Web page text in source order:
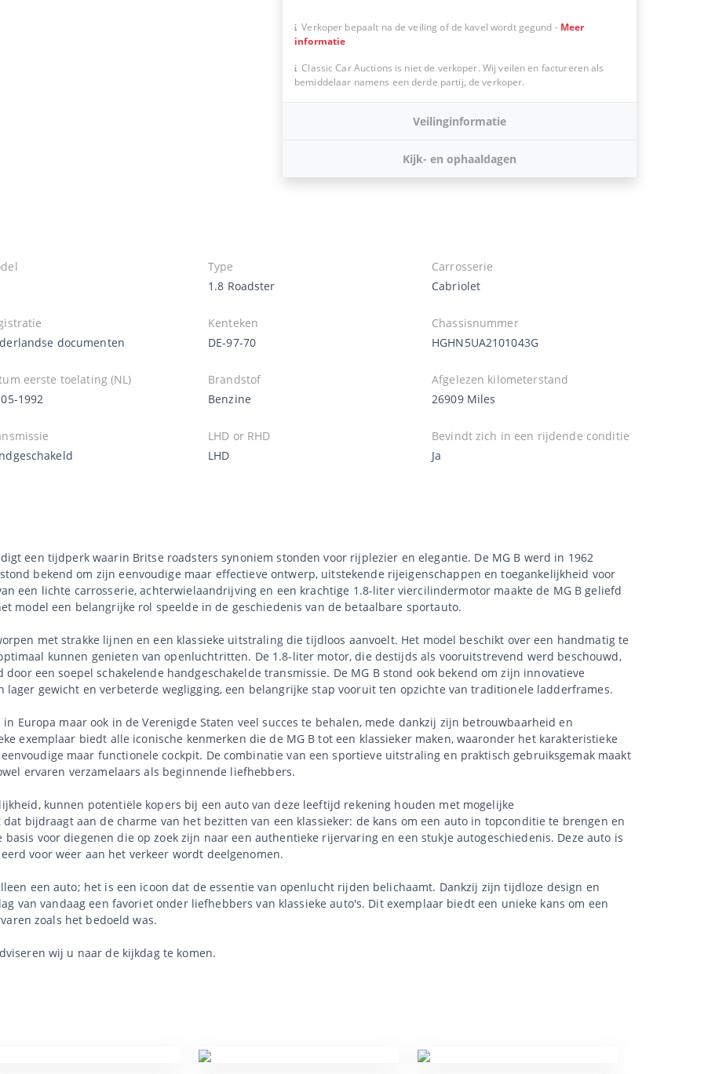
Verkoper bepaalt na de veiling of de kavel wordt gegund - Meer
informatie
Classic Car Auctions is niet de verkoper. Wij veilen en factureren als
bemiddelaar namens een derde partij, de verkoper.
Veilinginformatie
Kijk- en ophaaldagen
Type
1.8 Roadster
Carrosserie
Cabriolet
documenten
Kenteken
DE-97-70
Chassisnummer
HGHN5UA2101043G
eerste toelating (NL)
1992
Brandstof
Benzine
Afgelezen kilometerstand
26909 Miles
LHD or RHD
LHD
Bevindt zich in een rijdende conditie
Ja
een tijdperk waarin Britse roadsters synoniem stonden voor rijplezier en elegantie. De MG B werd in 1962
bekend om zijn eenvoudige maar effectieve ontwerp, uitstekende rijeigenschappen en toegankelijkheid voor
een lichte carrosserie, achterwielaandrijving en een krachtige 1.8-liter viercilindermotor maakte de MG B geliefd
model een belangrijke rol speelde in de geschiedenis van de betaalbare sportauto.
met strakke lijnen en een klassieke uitstraling die tijdloos aanvoelt. Het model beschikt over een handmatig te
kunnen genieten van openluchtritten. De 1.8-liter motor, die destijds als vooruitstrevend werd beschouwd,
een soepel schakelende handgeschakelde transmissie. De MG B stond ook bekend om zijn innovatieve
lager gewicht en verbeterde wegligging, een belangrijke stap vooruit ten opzichte van traditionele ladderframes.
Europa maar ook in de Verenigde Staten veel succes te behalen, mede dankzij zijn betrouwbaarheid en
exemplaar biedt alle iconische kenmerken die de MG B tot een klassieker maken, waaronder het karakteristieke
maar functionele cockpit. De combinatie van een sportieve uitstraling en praktisch gebruiksgemak maakt
ervaren verzamelaars als beginnende liefhebbers.
kunnen potentiële kopers bij een auto van deze leeftijd rekening houden met mogelijke
bijdraagt aan de charme van het bezitten van een klassieker: de kans om een auto in topconditie te brengen en
voor diegenen die op zoek zijn naar een authentieke rijervaring en een stukje autogeschiedenis. Deze auto is
voor weer aan het verkeer wordt deelgenomen.
een auto; het is een icoon dat de essentie van openlucht rijden belichaamt. Dankzij zijn tijdloze design en
van vandaag een favoriet onder liefhebbers van klassieke auto's. Dit exemplaar biedt een unieke kans om een
zoals het bedoeld was.
wij u naar de kijkdag te komen.